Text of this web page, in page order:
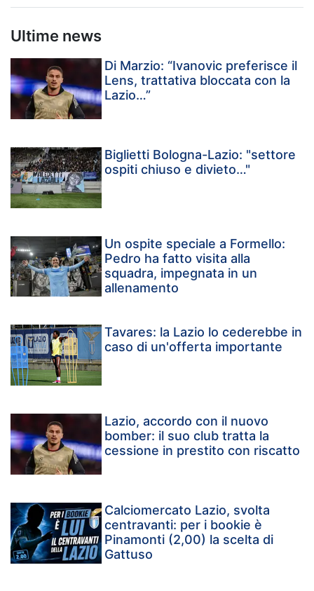
Ultime news
Di Marzio: “Ivanovic preferisce il
Lens, trattativa bloccata con la
Lazio…”
Biglietti Bologna-Lazio: "settore
ospiti chiuso e divieto…"
Un ospite speciale a Formello:
Pedro ha fatto visita alla
squadra, impegnata in un
allenamento
Tavares: la Lazio lo cederebbe in
caso di un'offerta importante
Lazio, accordo con il nuovo
bomber: il suo club tratta la
cessione in prestito con riscatto
Calciomercato Lazio, svolta
centravanti: per i bookie è
Pinamonti (2,00) la scelta di
Gattuso